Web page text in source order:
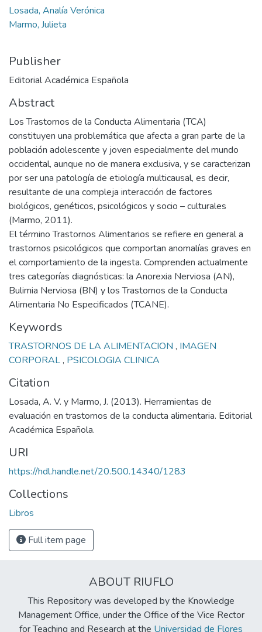
Losada, Analía Verónica
Marmo, Julieta
Publisher
Editorial Académica Española
Abstract
Los Trastornos de la Conducta Alimentaria (TCA)
constituyen una problemática que afecta a gran parte de la
población adolescente y joven especialmente del mundo
occidental, aunque no de manera exclusiva, y se caracterizan
por ser una patología de etiología multicausal, es decir,
resultante de una compleja interacción de factores
biológicos, genéticos, psicológicos y socio – culturales
(Marmo, 2011).
El término Trastornos Alimentarios se refiere en general a
trastornos psicológicos que comportan anomalías graves en
el comportamiento de la ingesta. Comprenden actualmente
tres categorías diagnósticas: la Anorexia Nerviosa (AN),
Bulimia Nerviosa (BN) y los Trastornos de la Conducta
Alimentaria No Especificados (TCANE).
Keywords
TRASTORNOS DE LA ALIMENTACION , IMAGEN
CORPORAL, PSICOLOGIA CLINICA
Citation
Losada, A. V. y Marmo, J. (2013). Herramientas de
evaluación en trastornos de la conducta alimentaria. Editorial
Académica Española.
URI
https://hdl.handle.net/20.500.14340/1283
Collections
Libros
Full item page
ABOUT RIUFLO
This Repository was developed by the Knowledge
Management Office, under the Office of the Vice Rector
for Teaching and Research at the Universidad de Flores